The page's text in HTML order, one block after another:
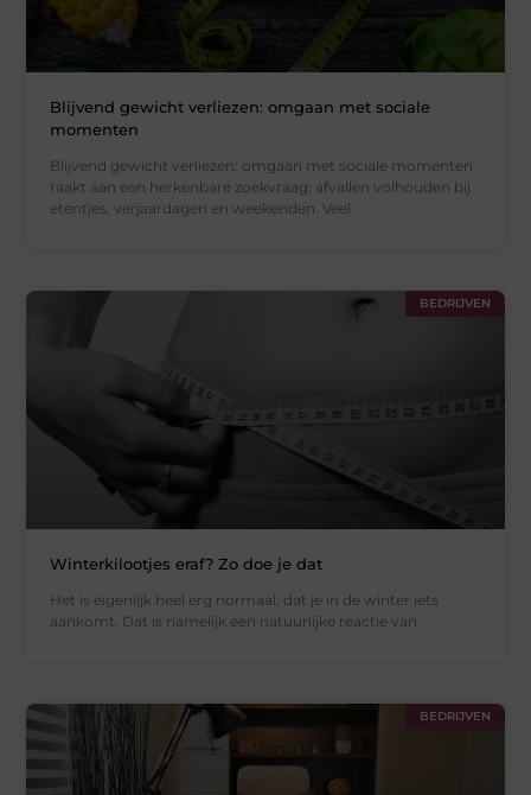
Blijvend gewicht verliezen: omgaan met sociale
momenten
Blijvend gewicht verliezen: omgaan met sociale momenten
raakt aan een herkenbare zoekvraag: afvallen volhouden bij
etentjes, verjaardagen en weekenden. Veel
BEDRIJVEN
Winterkilootjes eraf? Zo doe je dat
Het is eigenlijk heel erg normaal, dat je in de winter iets
aankomt. Dat is namelijk een natuurlijke reactie van
BEDRIJVEN